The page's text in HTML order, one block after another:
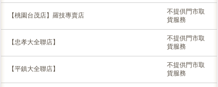
【桃園台茂店】羅技專賣店
不提供門市取
貨服務
【忠孝大全聯店】
不提供門市取
貨服務
【平鎮大全聯店】
不提供門市取
貨服務